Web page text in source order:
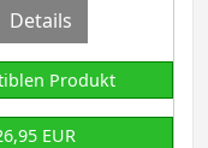
Details
Produkt
EUR